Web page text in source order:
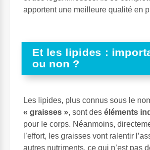
apportent une meilleure qualité en
Et les lipides :
ou non ?
Les lipides, plus connus sous le
« graisses », sont des éléments
pour le corps. Néanmoins,
l’effort, les graisses vont ralentir
autres nutriments, ce qui n’est pas